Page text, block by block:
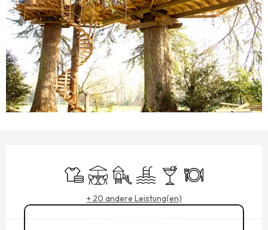
Bettwäsche und Laken
TerrasseSpiele für Kinder / Spielplatz
Schwimmbad
Bar / Getränkestand
Restaurant
+ 20 andere Leistung(en)